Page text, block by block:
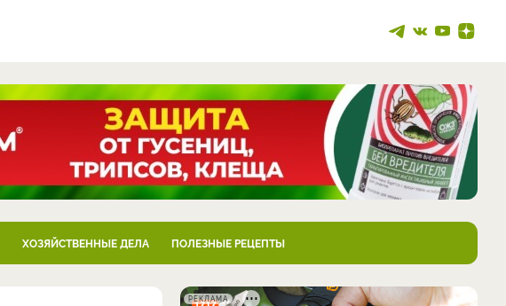
ХОЗЯЙСТВЕННЫЕ ДЕЛА ПОЛЕЗНЫЕ РЕЦЕПТЫ
РЕКЛАМА